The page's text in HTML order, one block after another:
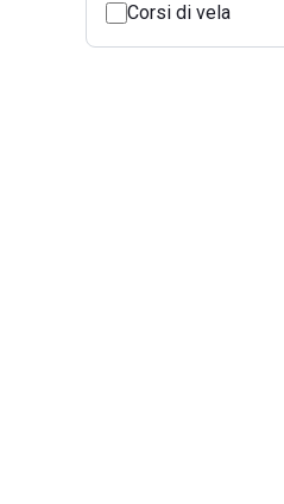
Corsi di vela